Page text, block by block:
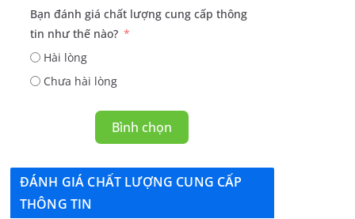
Bạn đánh giá chất lượng cung cấp thông
tin như thế nào?
Hài lòng
Chưa hài lòng
Bình chọn
ĐÁNH GIÁ CHẤT LƯỢNG CUNG CẤP
THÔNG TIN